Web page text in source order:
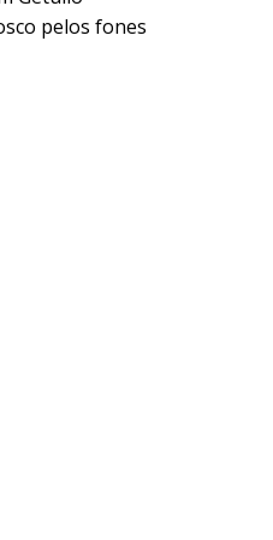
pelos fones